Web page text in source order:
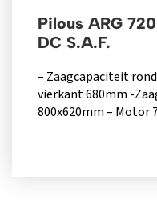
Pilous ARG
DC S.A.F.
– Zaagcapaciteit
vierkant 680mm -
800x620mm – Motor